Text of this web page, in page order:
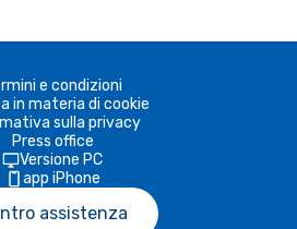
e condizioni
in materia di cookie
sulla privacy
Press office
Versione PC
app iPhone
assistenza